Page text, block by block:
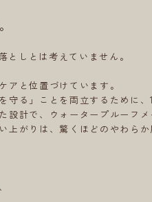
しとは考えていません。
アと位置づけています。
守る」ことを両立するために、
設計で、ウォータープルーフメ
がりは、驚くほどのやわらか